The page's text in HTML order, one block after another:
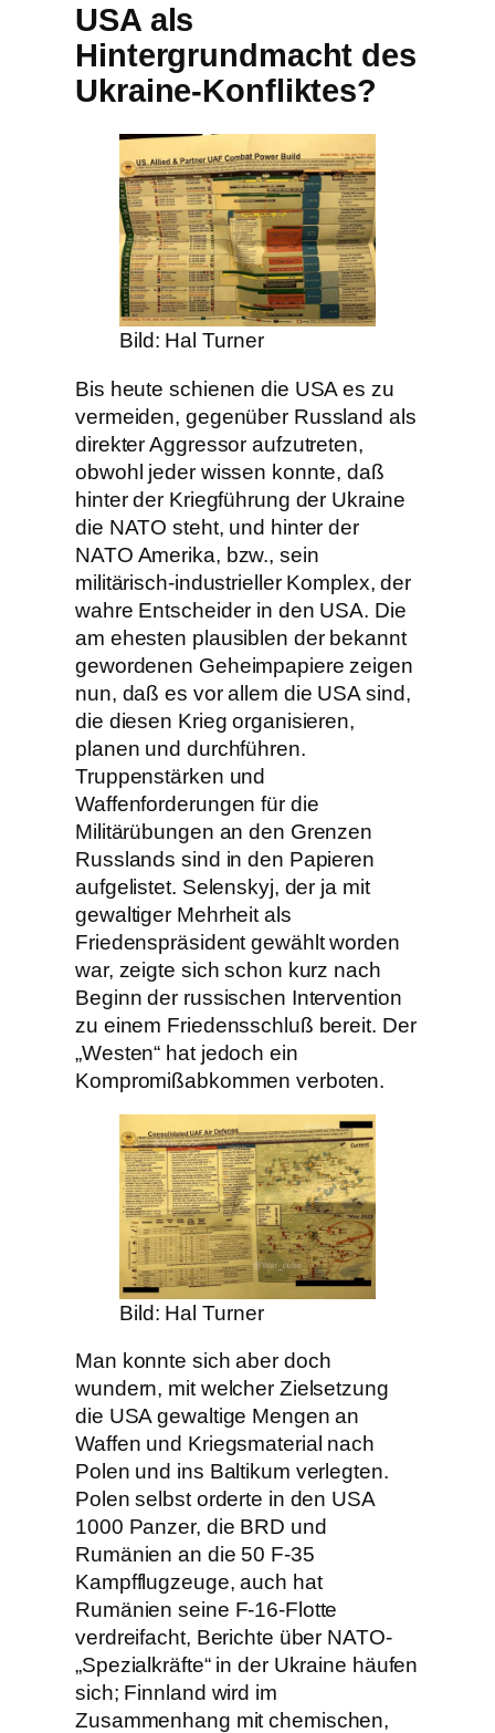
USA als
Hintergrundmacht des
Ukraine-Konfliktes?
Bild: Hal Turner
Bis heute schienen die USA es zu
vermeiden, gegenüber Russland als
direkter Aggressor aufzutreten,
obwohl jeder wissen konnte, daß
hinter der Kriegführung der Ukraine
die NATO steht, und hinter der
NATO Amerika, bzw., sein
militärisch-industrieller Komplex, der
wahre Entscheider in den USA. Die
am ehesten plausiblen der bekannt
gewordenen Geheimpapiere zeigen
nun, daß es vor allem die USA sind,
die diesen Krieg organisieren,
planen und durchführen.
Truppenstärken und
Waffenforderungen für die
Militärübungen an den Grenzen
Russlands sind in den Papieren
aufgelistet. Selenskyj, der ja mit
gewaltiger Mehrheit als
Friedenspräsident gewählt worden
war, zeigte sich schon kurz nach
Beginn der russischen Intervention
zu einem Friedensschluß bereit. Der
„Westen“ hat jedoch ein
Kompromißabkommen verboten.
Bild: Hal Turner
Man konnte sich aber doch
wundern, mit welcher Zielsetzung
die USA gewaltige Mengen an
Waffen und Kriegsmaterial nach
Polen und ins Baltikum verlegten.
Polen selbst orderte in den USA
1000 Panzer, die BRD und
Rumänien an die 50 F-35
Kampfflugzeuge, auch hat
Rumänien seine F-16-Flotte
verdreifacht, Berichte über NATO-
„Spezialkräfte“ in der Ukraine häufen
sich; Finnland wird im
Zusammenhang mit chemischen,